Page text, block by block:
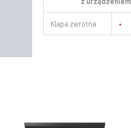
Klapa zwrotna •